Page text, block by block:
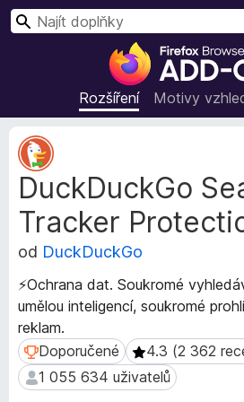
D
o
p
l
y
d
o
o
h
í
Rozšíření Motivy
H
DuckDuckGo
Tracker
od DuckDuckGo
⚡Ochrana dat. Soukromé
umělou inteligencí, soukromé
reklam.
Doporučené
Doporučené 4.3 (2 362
4.3 (2 362
1 055 634 uživatelů
1 055 634 uživatelů
M
e
t
a
d
t
a
r
o
z
š
í
ř